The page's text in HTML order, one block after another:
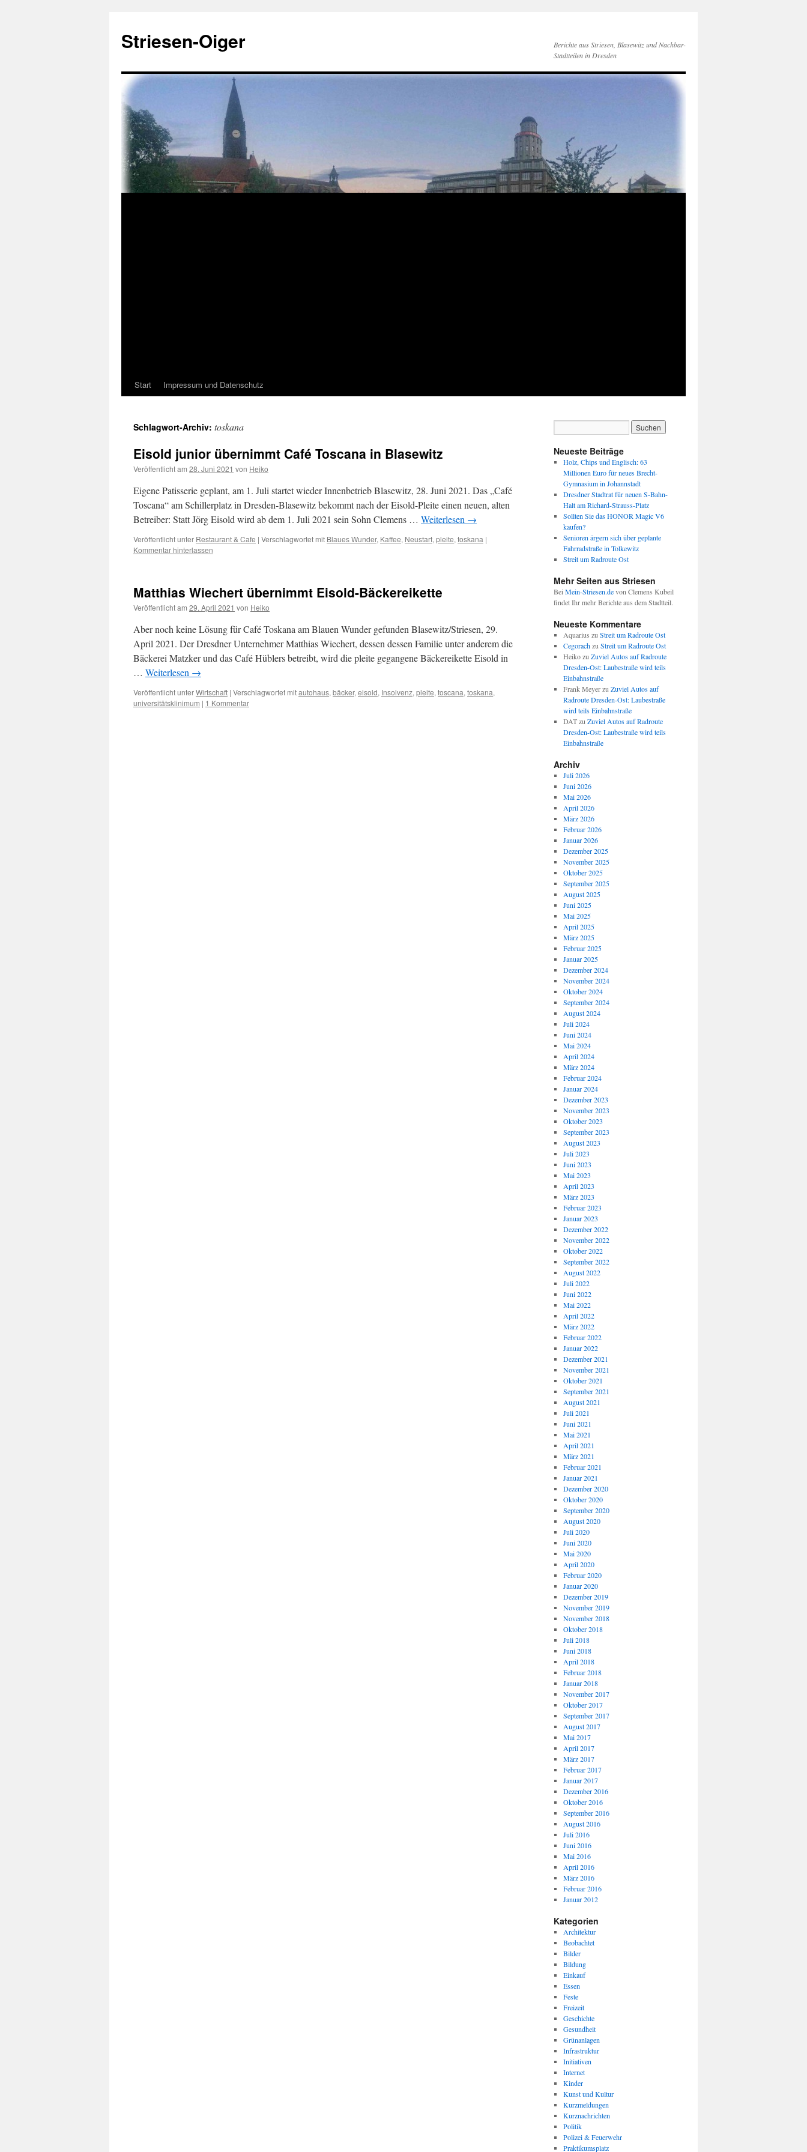
springen
Striesen-Oiger
Berichte aus Striesen, Blasewitz und Nachbar-
Stadtteilen in Dresden
Start Impressum und Datenschutz
Schlagwort-Archiv: toskana
Eisold junior übernimmt Café Toscana in Blasewitz
Veröffentlicht am 28. Juni 2021 von Heiko
Eigene Patisserie geplant, am 1. Juli startet wieder Innenbetrieb Blasewitz, 28. Juni 2021. Das „Café
Toscana“ am Schillerplatz in Dresden-Blasewitz bekommt nach der Eisold-Pleite einen neuen, alten
Betreiber: Statt Jörg Eisold wird ab dem 1. Juli 2021 sein Sohn Clemens … Weiterlesen →
Veröffentlicht unter Restaurant & Cafe | Verschlagwortet mit Blaues Wunder, Kaffee, Neustart, pleite, toskana |
Kommentar hinterlassen
Matthias Wiechert übernimmt Eisold-Bäckereikette
Veröffentlicht am 29. April 2021 von Heiko
Aber noch keine Lösung für Café Toskana am Blauen Wunder gefunden Blasewitz/Striesen, 29.
April 2021. Der Dresdner Unternehmer Matthias Wiechert, dessen dessen Familie unter anderem die
Bäckerei Matzker und das Café Hüblers betreibt, wird die pleite gegangene Bäckereikette Eisold in
… Weiterlesen →
Veröffentlicht unterWirtschaft | Verschlagwortet mitautohaus, bäcker, eisold, Insolvenz, pleite, toscana, toskana,
universitätsklinimum | 1 Kommentar
Neueste Beiträge
Holz, Chips und Englisch: 63
Millionen Euro für neues Brecht-
Gymnasium in Johannstadt
Dresdner Stadtrat für neuen S-Bahn-
Halt am Richard-Strauss-Platz
Sollten Sie das HONOR Magic V6
kaufen?
Senioren ärgern sich über geplante
Fahrradstraße in Tolkewitz
Streit um Radroute Ost
Mehr Seiten aus Striesen
Bei Mein-Striesen.devon Clemens Kubeil
findet Ihr mehr Berichte aus dem Stadtteil.
Neueste Kommentare
Aquarius zu Streit um Radroute Ost
Cegorachzu Streit um Radroute Ost
Heikozu Zuviel Autos auf Radroute
Dresden-Ost: Laubestraße wird teils
Einbahnstraße
Frank Meyerzu Zuviel Autos auf
Radroute Dresden-Ost: Laubestraße
wird teils Einbahnstraße
DATzu Zuviel Autos auf Radroute
Dresden-Ost: Laubestraße wird teils
Einbahnstraße
Archiv
Juli 2026
Juni 2026
Mai 2026
April 2026
März 2026
Februar 2026
Januar 2026
Dezember 2025
November 2025
Oktober 2025
September 2025
August 2025
Juni 2025
Mai 2025
April 2025
März 2025
Februar 2025
Januar 2025
Dezember 2024
November 2024
Oktober 2024
September 2024
August 2024
Juli 2024
Juni 2024
Mai 2024
April 2024
März 2024
Februar 2024
Januar 2024
Dezember 2023
November 2023
Oktober 2023
September 2023
August 2023
Juli 2023
Juni 2023
Mai 2023
April 2023
März 2023
Februar 2023
Januar 2023
Dezember 2022
November 2022
Oktober 2022
September 2022
August 2022
Juli 2022
Juni 2022
Mai 2022
April 2022
März 2022
Februar 2022
Januar 2022
Dezember 2021
November 2021
Oktober 2021
September 2021
August 2021
Juli 2021
Juni 2021
Mai 2021
April 2021
März 2021
Februar 2021
Januar 2021
Dezember 2020
Oktober 2020
September 2020
August 2020
Juli 2020
Juni 2020
Mai 2020
April 2020
Februar 2020
Januar 2020
Dezember 2019
November 2019
November 2018
Oktober 2018
Juli 2018
Juni 2018
April 2018
Februar 2018
Januar 2018
November 2017
Oktober 2017
September 2017
August 2017
Mai 2017
April 2017
März 2017
Februar 2017
Januar 2017
Dezember 2016
Oktober 2016
September 2016
August 2016
Juli 2016
Juni 2016
Mai 2016
April 2016
März 2016
Februar 2016
Januar 2012
Kategorien
Architektur
Beobachtet
Bilder
Bildung
Einkauf
Essen
Feste
Freizeit
Geschichte
Gesundheit
Grünanlagen
Infrastruktur
Initiativen
Internet
Kinder
Kunst und Kultur
Kurzmeldungen
Kurznachrichten
Politik
Polizei & Feuerwehr
Praktikumsplatz